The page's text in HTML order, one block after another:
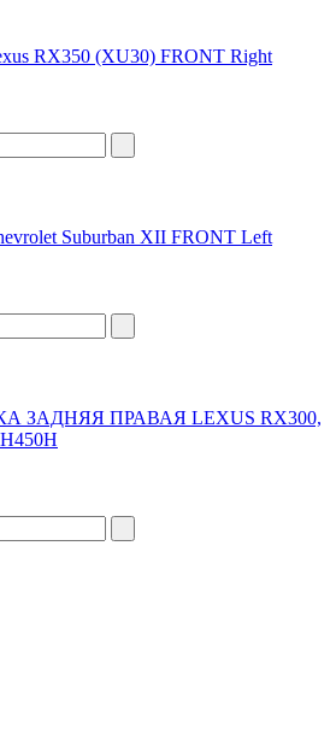
RX350 (XU30) FRONT Right
Suburban XII FRONT Left
ЗАДНЯЯ ПРАВАЯ LEXUS RX300,